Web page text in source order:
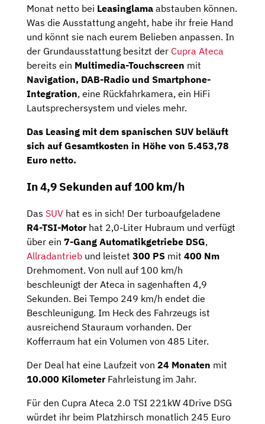
Monat netto bei Leasinglama abstauben können.
Was die Ausstattung angeht, habe ihr freie Hand
und könnt sie nach eurem Belieben anpassen. In
der Grundausstattung besitzt der Cupra Ateca
bereits ein Multimedia-Touchscreen mit
Navigation, DAB-Radio und Smartphone-
Integration, eine Rückfahrkamera, ein HiFi
Lautsprechersystem und vieles mehr.
Das Leasing mit dem spanischen SUV beläuft
sich auf Gesamtkosten in Höhe von 5.453,78
Euro netto.
In 4,9 Sekunden auf 100 km/h
Das SUV hat es in sich! Der turboaufgeladene
R4-TSI-Motorhat 2,0-Liter Hubraum und verfügt
über ein 7-Gang Automatikgetriebe DSG,
Allradantrieb und leistet 300 PS mit 400 Nm
Drehmoment. Von null auf 100 km/h
beschleunigt der Ateca in sagenhaften 4,9
Sekunden. Bei Tempo 249 km/h endet die
Beschleunigung. Im Heck des Fahrzeugs ist
ausreichend Stauraum vorhanden. Der
Kofferraum hat ein Volumen von 485 Liter.
Der Deal hat eine Laufzeit von 24 Monaten mit
10.000 KilometerFahrleistung im Jahr.
Für den Cupra Ateca 2.0 TSI 221kW 4Drive DSG
würdet ihr beim Platzhirsch monatlich 245 Euro